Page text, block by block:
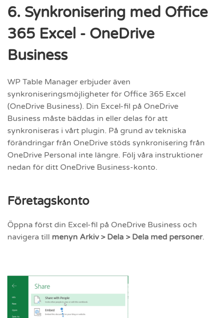
6. Synkronisering med Office
365 Excel - OneDrive
Business
WP Table Manager erbjuder även
synkroniseringsmöjligheter för Office 365 Excel
(OneDrive Business). Din Excel-fil på OneDrive
Business måste bäddas in eller delas för att
synkroniseras i vårt plugin. På grund av tekniska
förändringar från OneDrive stöds synkronisering från
OneDrive Personal inte längre. Följ våra instruktioner
nedan för ditt OneDrive Business-konto.
Företagskonto
Öppna först din Excel-fil på OneDrive Business och
navigera till menyn Arkiv > Dela > Dela med personer.